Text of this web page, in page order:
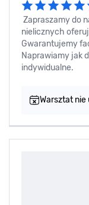
Zapraszamy do
nielicznych
Gwarantujemy
Naprawiamy jak
indywidualne.
Warsztat nie